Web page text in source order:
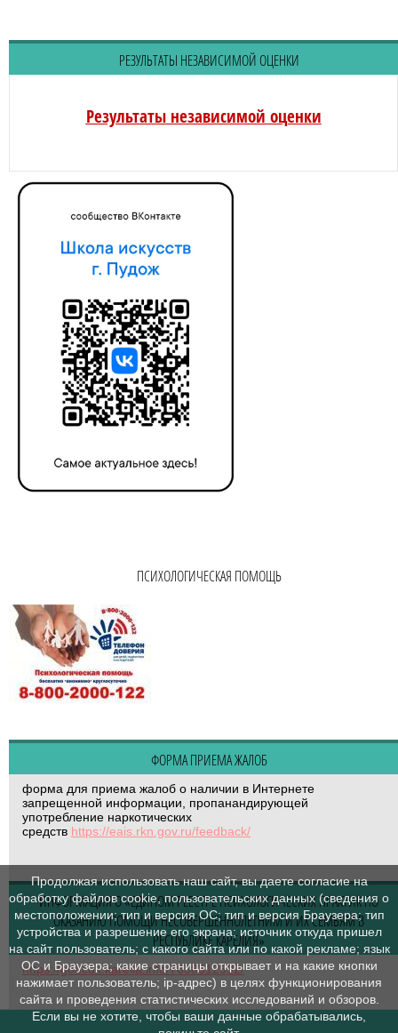
РЕЗУЛЬТАТЫ НЕЗАВИСИМОЙ ОЦЕНКИ
Результаты независимой оценки
ПСИХОЛОГИЧЕСКАЯ ПОМОЩЬ
ФОРМА ПРИЕМА ЖАЛОБ
форма для приема жалоб о наличии в Интернете
запрещенной информации, пропанандирующей
употребление наркотических
средств https://eais.rkn.gov.ru/feedback/
ИНФОРМАЦИЯ О «ЕДИНОМ РЕЕСТРЕ ПСИХОЛОГИЧЕСКИХ ПРАКТИК ПО
ОКАЗАНИЮ ПОМОЩИ НЕСОВЕРШЕННОЛЕТНИМ И ИХ СЕМЬЯМ В
РЕСПУБЛИКЕ КАРЕЛИЯ»
https://goucdk.karelia.info/7638312592/
Продолжая использовать наш сайт, вы даете согласие на
обработку файлов cookie, пользовательских данных (сведения о
местоположении; тип и версия ОС; тип и версия Браузера; тип
устройства и разрешение его экрана; источник откуда пришел
на сайт пользователь; с какого сайта или по какой рекламе; язык
ОС и Браузера; какие страницы открывает и на какие кнопки
нажимает пользователь; ip-адрес) в целях функционирования
сайта и проведения статистических исследований и обзоров.
Если вы не хотите, чтобы ваши данные обрабатывались,